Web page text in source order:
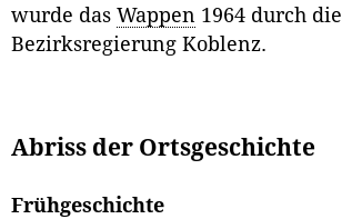
wurde das Wappen 1964 durch die
Bezirksregierung Koblenz.
Abriss der Ortsgeschichte
Frühgeschichte